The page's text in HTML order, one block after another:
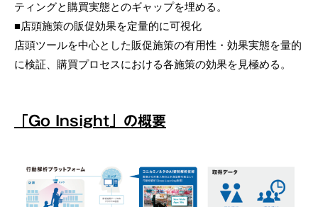
ティングと購買実態とのギャップを埋める。
■店頭施策の販促効果を定量的に可視化
店頭ツールを中心とした販促施策の有用性・効果実態を量的
に検証、購買プロセスにおける各施策の効果を見極める。
「Go Insight」の概要